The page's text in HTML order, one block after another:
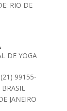
RIO DE
DE YOGA
99155-
JANEIRO